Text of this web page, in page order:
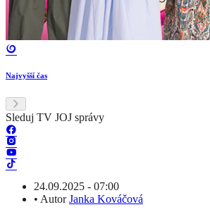
Najvyšší čas
Sleduj TV JOJ správy
24.09.2025 - 07:00
• AutorJanka Kováčová